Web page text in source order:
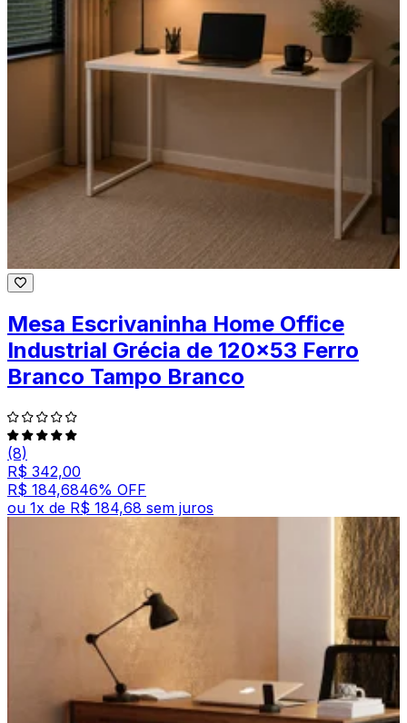
Mesa Escrivaninha Home Office
Industrial Grécia de 120x53 Ferro
Branco Tampo Branco
(8)
R$ 342,00
R$ 184,6846% OFF
ou 1x de R$ 184,68 sem juros